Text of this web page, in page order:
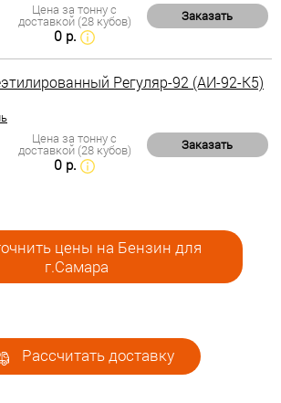
Цена за тонну с
доставкой (28 кубов)
0 р.
Заказать
Регуляр-92 (АИ-92-К5)
Цена за тонну с
доставкой (28 кубов)
0 р.
Заказать
цены на Бензин для
г.Самара
Рассчитать доставку